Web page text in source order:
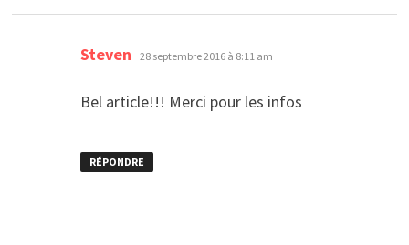
Steven dit :
28 septembre 2016 à 8:11 am
Bel article!!! Merci pour les infos
RÉPONDRE